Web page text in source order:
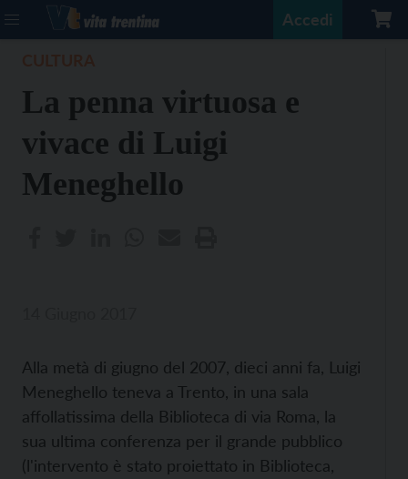
Accedi
La penna virtuosa e
vivace di Luigi
Meneghello
Alla metà di giugno del 2007, dieci anni fa, Luigi
Meneghello teneva a Trento, in una sala
affollatissima della Biblioteca di via Roma, la
sua ultima conferenza per il grande pubblico
(l'intervento è stato proiettato in Biblioteca,